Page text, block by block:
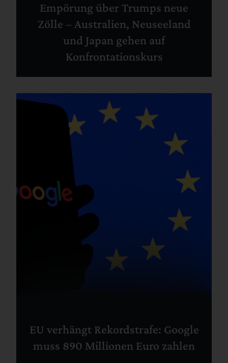
Empörung über Trumps neue
Zölle – Australien, Neuseeland
und Japan gehen auf
Konfrontationskurs
EU verhängt Rekordstrafe: Google
muss 890 Millionen Euro zahlen